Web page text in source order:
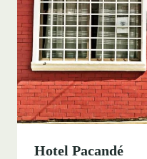
Hotel Pacandé